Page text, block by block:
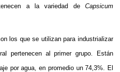
a la variedad de Capsicum
los que se utilizan para industrializar
pertenecen al primer grupo. Están
por agua, en promedio un 74,3%. El